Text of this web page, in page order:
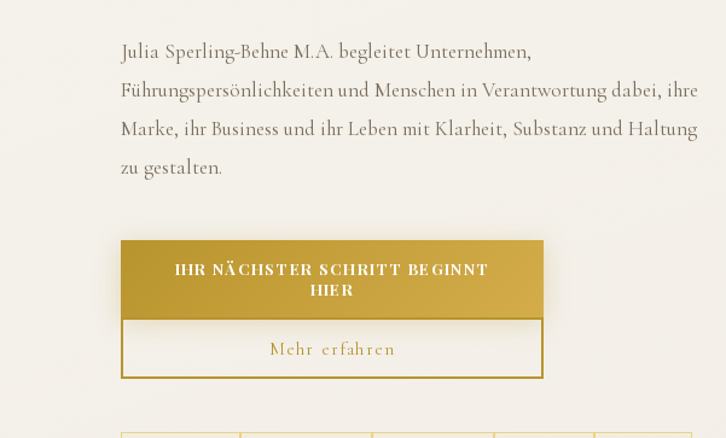
Julia Sperling-Behne M.A. begleitet Unternehmen,
Führungspersönlichkeiten und Menschen in Verantwortung dabei, ihre
Marke, ihr Business und ihr Leben mit Klarheit, Substanz und Haltung
zu gestalten.
IHR NÄCHSTER SCHRITT BEGINNT
HIER
Mehr erfahren